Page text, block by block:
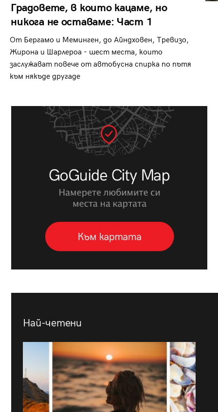
Градовете, в които кацаме, но
никога не оставаме: Част 1
От Бергамо и Меминген, до Айндховен, Тревизо,
Жирона и Шарлероа - шест места, които
заслужават повече от автобусна спирка по пътя
към някъде другаде
Най-четени